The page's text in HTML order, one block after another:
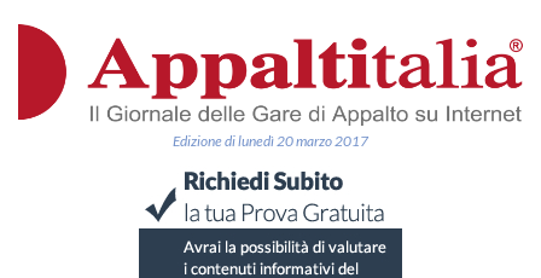
Edizione di lunedì 20 marzo 2017